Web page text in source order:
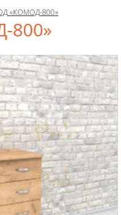
«КОМОД-800»